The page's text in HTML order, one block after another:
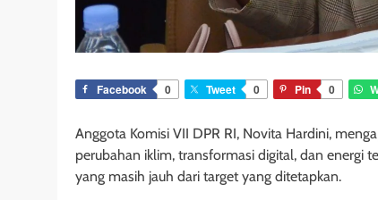
Facebook 0 Tweet 0 Pin 0
Anggota Komisi VII DPR RI, Novita Hardini,
perubahan iklim, transformasi digital, dan energi
yang masih jauh dari target yang ditetapkan.